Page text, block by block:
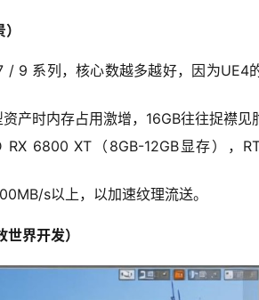
9 系列，核心数越多越好，因为UE4
产时内存占用激增，16GB往往捉襟见
6800 XT（8GB-12GB显存），
s以上，以加速纹理流送。
界开发）